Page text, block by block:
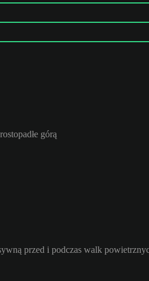
górą
przed i podczas walk